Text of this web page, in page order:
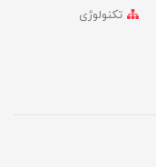
تکنولوژی